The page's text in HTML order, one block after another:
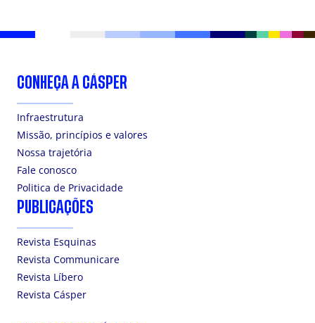
CONHEÇA A CÁSPER
Infraestrutura
Missão, princípios e valores
Nossa trajetória
Fale conosco
Politica de Privacidade
PUBLICAÇÕES
Revista Esquinas
Revista Communicare
Revista Líbero
Revista Cásper